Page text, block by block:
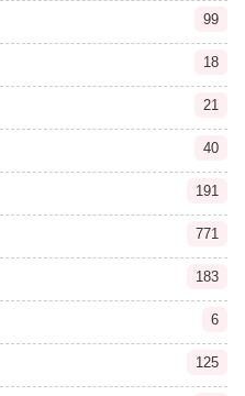
99
18
21
40
191
771
183
6
125